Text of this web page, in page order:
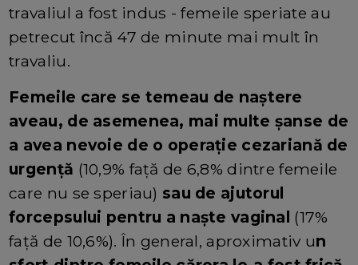
travaliul a fost indus - femeile speriate au
petrecut încă 47 de minute mai mult în
travaliu.
Femeile care se temeau de naștere
aveau, de asemenea, mai multe șanse de
a avea nevoie de o operație cezariană de
urgență (10,9% față de 6,8% dintre femeile
care nu se speriau) sau de ajutorul
forcepsului pentru a naște vaginal (17%
față de 10,6%). În general, aproximativ un